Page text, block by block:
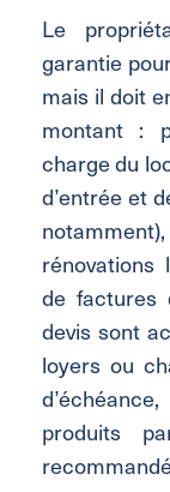
Le
garantie
mais il doit
montant :
charge du
d’entrée et
rénovations
de factures
devis sont
loyers ou
produits